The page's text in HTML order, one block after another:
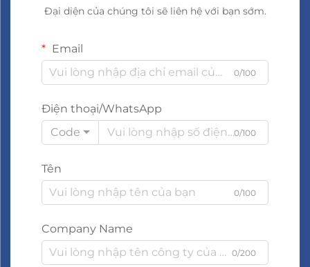
Đại diện của chúng tôi sẽ liên hệ với bạn sớm.
Email
0/100
Điện thoại/WhatsApp
Code
0/100
Tên
0/100
Company Name
0/200